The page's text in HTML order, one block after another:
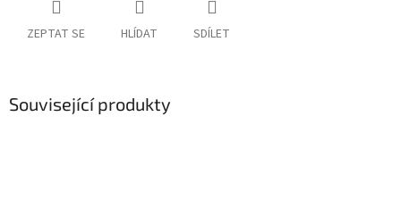
ZEPTAT SE HLÍDAT SDÍLET
Související produkty